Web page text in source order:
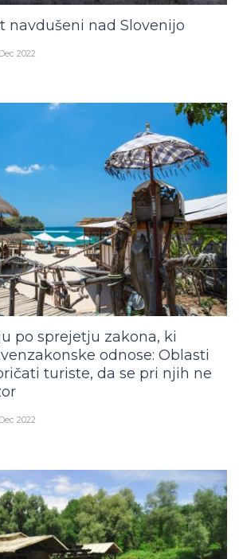
navdušeni nad Slovenijo
2022
po sprejetju zakona, ki
odnose: Oblasti
turiste, da se pri njih ne
2022